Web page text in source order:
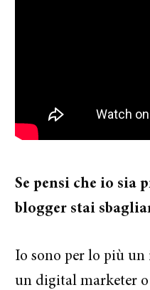
Se pensi che io sia
blogger stai
Io sono per lo più
un digital marketer